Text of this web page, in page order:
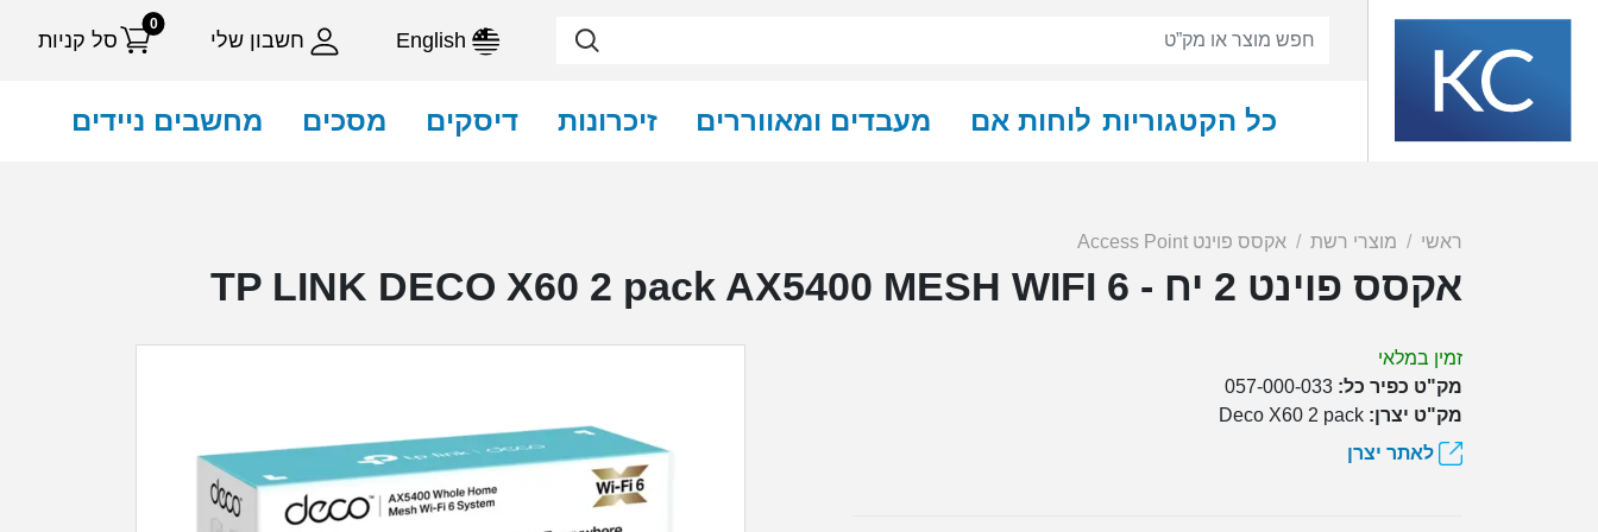
חשבון שלי סל קניות
0
כל הקטגוריות לוחות אם מעבדים ומאווררים זיכרונות דיסקים מסכים מחשבים ניידים
ראשי מוצרי רשת אקסס פוינט Access Point
אקסס פוינט 2 יח - TP LINK DECO X60 2 pack AX5400 MESH WIFI 6
זמין במלאי
מק"ט כפיר כל: 057-000-033
מק"ט יצרן: Deco X60 2 pack
לאתר יצרן